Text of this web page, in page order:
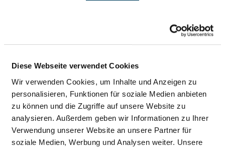
Diese Webseite verwendet Cookies
Wir verwenden Cookies, um Inhalte und Anzeigen zu
personalisieren, Funktionen für soziale Medien anbieten
zu können und die Zugriffe auf unsere Website zu
analysieren. Außerdem geben wir Informationen zu Ihrer
Verwendung unserer Website an unsere Partner für
soziale Medien, Werbung und Analysen weiter. Unsere